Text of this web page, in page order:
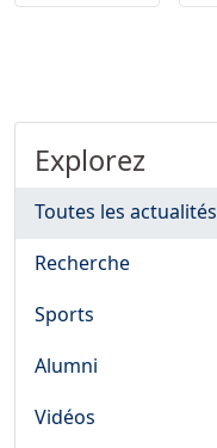
Explorez
Toutes les actualités
Recherche
Sports
Alumni
Vidéos